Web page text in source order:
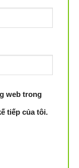
web trong
tiếp của tôi.